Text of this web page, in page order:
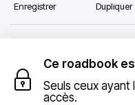
Enregistrer Dupliquer
Ce roadbook
Seuls ceux
accès.